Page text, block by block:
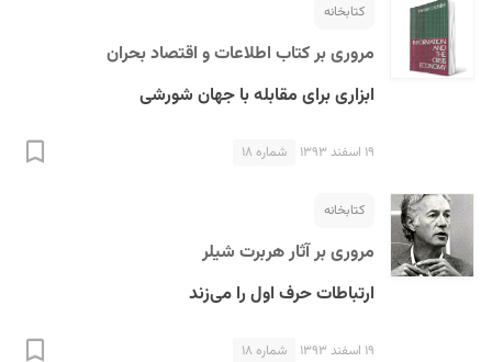
کتابخانه
مروری بر کتاب اطلاعات و اقتصاد بحران
ابزاری برای مقابله با جهان شورشی
۱۹ اسفند ۱۳۹۳ شماره ۱۸
کتابخانه
مروری بر آثار هربرت شیلر
ارتباطات حرف اول را می‌زند
۱۹ اسفند ۱۳۹۳ شماره ۱۸